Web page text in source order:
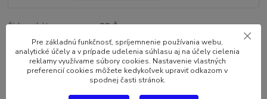
Číslo produktu: DB-Š
Kompletné špecifikácie
Pre základnú funkčnosť, spríjemnenie používania webu,
analytické účely a v prípade udelenia súhlasu aj na účely cielenia
reklamy využívame súbory cookies. Nastavenie vlastných
preferencií cookies môžete kedykoľvek upraviť odkazom v
spodnej časti stránok.